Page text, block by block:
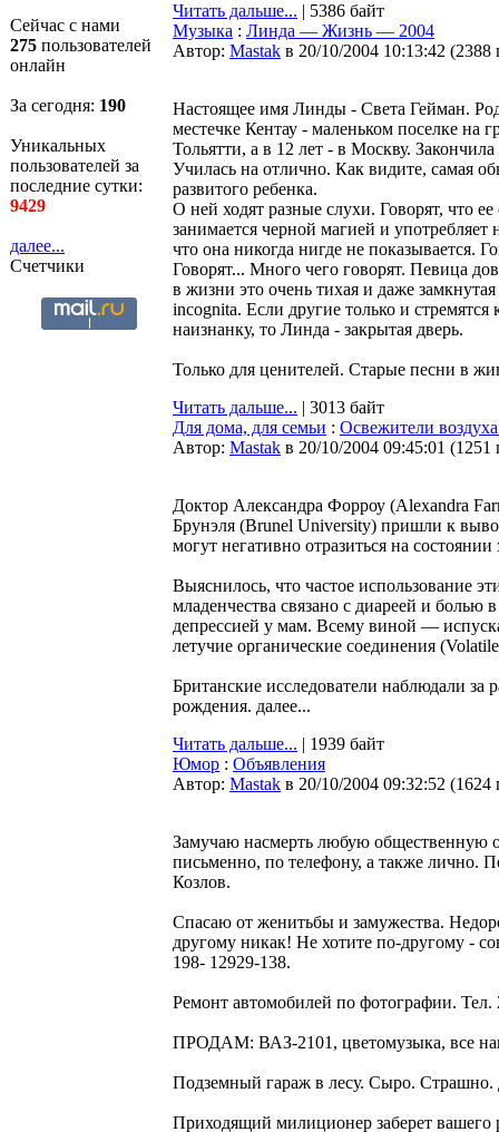
Сейчас с нами
275 пользователей
онлайн
За сегодня: 190
Уникальных
пользователей за
последние сутки:
9429
далее...
Счетчики
Читать дальше... | 5386 байт
Музыка : Линда — Жизнь — 2004
Автор: Мastak в 20/10/2004 10:13:42 (2388
Настоящее имя Линды - Света Гейман.
местечке Кентау - маленьком поселке на
Тольятти, а в 12 лет - в Москву.
Училась на отлично. Как видите, самая
развитого ребенка.
О ней ходят разные слухи. Говорят, что
занимается черной магией и
что она никогда нигде не показывается.
Говорят... Много чего говорят. Певица
в жизни это очень тихая и даже
incognita. Если другие только и
наизнанку, то Линда - закрытая дверь.
Только для ценителей. Старые песни в
Читать дальше... | 3013 байт
Для дома, для семьи : Освежители
Автор: Мastak в 20/10/2004 09:45:01 (1251
Доктор Александра Форроу (Alexandra
Брунэля (Brunel University) пришли к
могут негативно отразиться на
Выяснилось, что частое использование
младенчества связано с диареей и
депрессией у мам. Всему виной —
летучие органические соединения
Британские исследователи наблюдали за
рождения. далее...
Читать дальше... | 1939 байт
Юмор : Объявления
Автор: Мastak в 20/10/2004 09:32:52 (1624
Замучаю насмерть любую общественную
письменно, по телефону, а также лично.
Козлов.
Спасаю от женитьбы и замужества.
другому никак! Не хотите по-другому -
198- 12929-138.
Ремонт автомобилей по фотографии. Тел.
ПРОДАМ: ВАЗ-2101, цветомузыка, все
Подземный гараж в лесу. Сыро. Страшно.
Приходящий милиционер заберет вашего